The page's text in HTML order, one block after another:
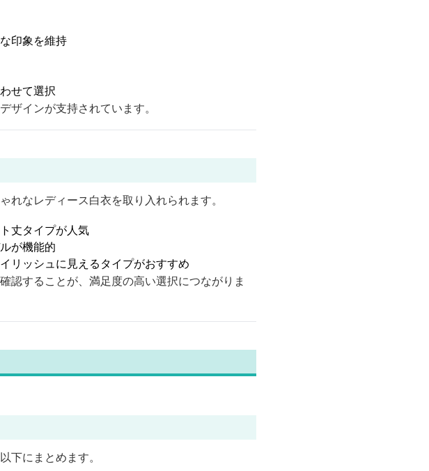
印象を維持
せて選択
ザインが支持されています。
なレディース白衣を取り入れられます。
丈タイプが人気
が機能的
リッシュに見えるタイプがおすすめ
認することが、満足度の高い選択につながりま
下にまとめます。